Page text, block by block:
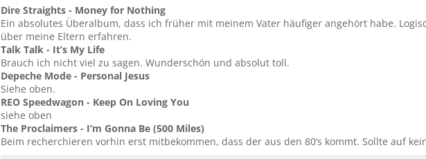
i
o
n
e
n
:
Dire Straights - Money for Nothing
Ein absolutes Überalbum, dass ich früher mit meinem Vater häufiger angehört habe.
über meine Eltern erfahren.
Talk Talk - It’s My Life
Brauch ich nicht viel zu sagen. Wunderschön und absolut toll.
Depeche Mode - Personal Jesus
Siehe oben.
REO Speedwagon - Keep On Loving You
siehe oben
The Proclaimers - I‘m Gonna Be (500 Miles)
Beim recherchieren vorhin erst mitbekommen, dass der aus den 80‘s kommt. Sollte auf